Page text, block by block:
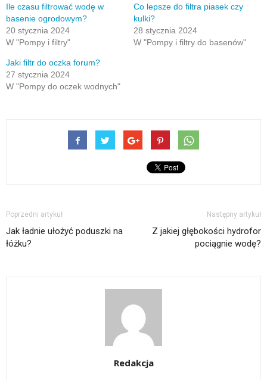
w
nowym
oknie)
Ile czasu filtrować wodę w
basenie ogrodowym?
20 stycznia 2024
W "Pompy i filtry"
Co lepsze do filtra piasek czy
kulki?
28 stycznia 2024
W "Pompy i filtry do basenów"
Jaki filtr do oczka forum?
27 stycznia 2024
W "Pompy do oczek wodnych"
Poprzedni artykuł
Jak ładnie ułożyć poduszki na
łóżku?
Następny artykuł
Z jakiej głębokości hydrofor
pociągnie wodę?
Redakcja